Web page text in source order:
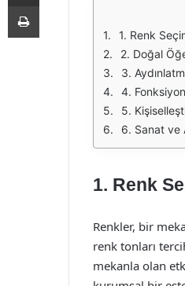
1. Renk
2. Doğal
3.
4.
5.
6. Sanat ve
1. Renk
Renkler, bir
renk tonları
mekanla olan